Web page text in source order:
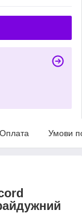
Оплата Умови